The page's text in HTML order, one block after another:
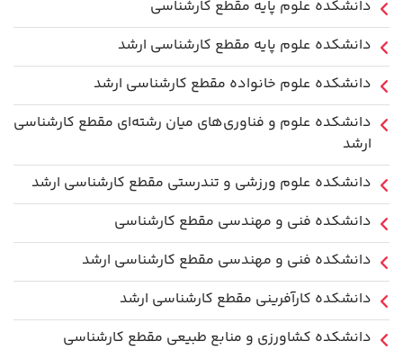
دانشکده علوم پایه مقطع کارشناسی
دانشکده علوم پایه مقطع کارشناسی ارشد
دانشکده علوم خانواده مقطع کارشناسی ارشد
دانشکده علوم و فناوری‌های میان رشته‌ای مقطع کارشناسی
ارشد
دانشکده علوم ورزشی و تندرستی مقطع کارشناسی ارشد
دانشکده فنی و مهندسی مقطع کارشناسی
دانشکده فنی و مهندسی مقطع کارشناسی ارشد
دانشکده کارآفرینی مقطع کارشناسی ارشد
دانشکده کشاورزی و منابع طبیعی مقطع کارشناسی